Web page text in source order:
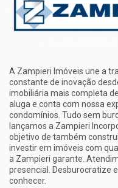
A Zampieri Imóveis une a
constante de inovação
imobiliária mais completa
aluga e conta com nossa
condomínios. Tudo sem
lançamos a Zampieri
objetivo de também
investir em imóveis com
a Zampieri garante.
presencial. Desburocratize
conhecer.